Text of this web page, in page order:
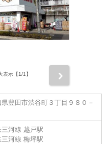
表示【1/1】
豊田市渋谷町３丁目９８０－
三河線 越戸駅
三河線 梅坪駅